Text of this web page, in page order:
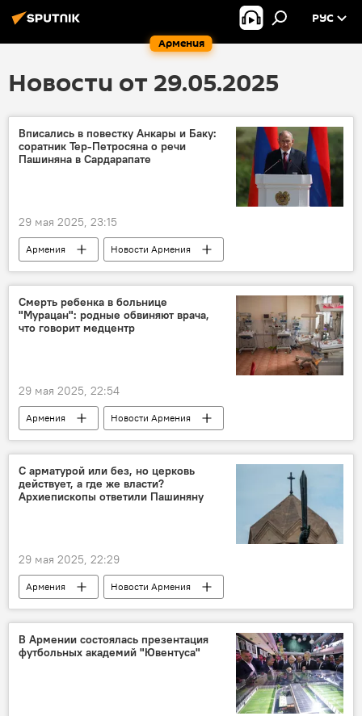
Армения
РУС
Новости от 29.05.2025
Вписались в повестку Анкары и Баку:
соратник Тер-Петросяна о речи
Пашиняна в Сардарапате
29 мая 2025, 23:15
Армения
Новости Армения
Манукян
Политика
Общество
Турция
Азербайджан
Смерть ребенка в больнице
"Мурацан": родные обвиняют врача,
что говорит медцентр
29 мая 2025, 22:54
Армения
Новости Армения
Минздрав
ребенок смерть
С арматурой или без, но церковь
действует, а где же власти?
Архиепископы ответили Пашиняну
29 мая 2025, 22:29
Армения
Новости Армения
Армянская Апостольская церковь
Общество
В Армении состоялась презентация
футбольных академий "Ювентуса"